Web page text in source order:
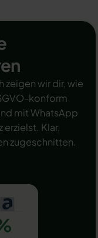
zeigen wir dir, wie
konform
mit WhatsApp
erzielst. Klar,
zugeschnitten.